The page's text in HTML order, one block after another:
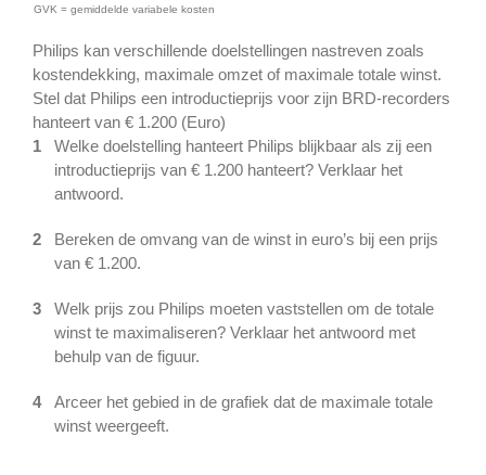
GVK = gemiddelde variabele kosten
Philips kan verschillende doelstellingen nastreven zoals
kostendekking, maximale omzet of maximale totale winst.
Stel dat Philips een introductieprijs voor zijn BRD-recorders
hanteert van € 1.200 (Euro)
1
Welke doelstelling hanteert Philips blijkbaar als zij een
introductieprijs van € 1.200 hanteert? Verklaar het
antwoord.
2
Bereken de omvang van de winst in euro’s bij een prijs
van € 1.200.
3
Welk prijs zou Philips moeten vaststellen om de totale
winst te maximaliseren? Verklaar het antwoord met
behulp van de figuur.
4
Arceer het gebied in de grafiek dat de maximale totale
winst weergeeft.